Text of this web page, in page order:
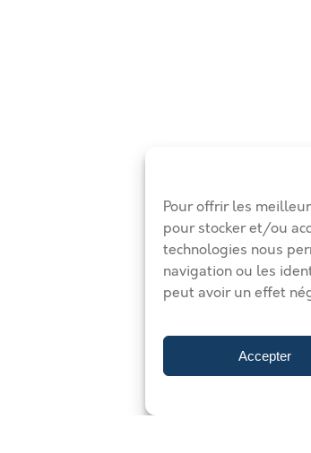
Pour offrir les
pour stocker et/ou
technologies nous
navigation ou les
peut avoir un effet
Accepter